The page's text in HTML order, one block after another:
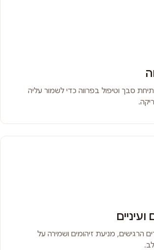
סבך וטיפול בפרווה כדי לשמור עליה
ועיניים
הרגישים, מניעת זיהומים ושמירה על